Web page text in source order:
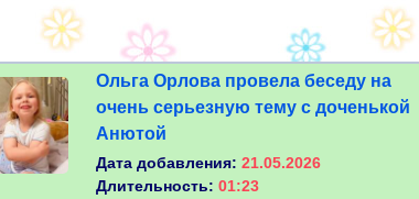
Ольга Орлова провела беседу на
очень серьезную тему с доченькой
Анютой
Дата добавления: 21.05.2026
Длительность: 01:23